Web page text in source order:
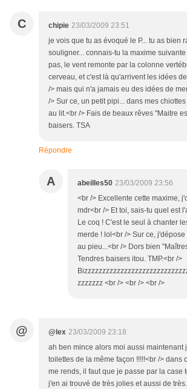
C chipie 23/03/2009 23:51
je vois que tu as évoqué le P... tu as bien
souligner... connais-tu la maxime
pas, le vent remonte par la colonne
cerveau, et c'est là qu'arrivent les idées
/> mais qui n'a jamais eu des idées de
/> Sur ce, un petit pipi... dans mes
au lit.<br /> Fais de beaux rêves "Maitre
baisers. TSA
Répondre
A abeilles50 23/03/2009 23:56
<br /> Excellente cette maxime,
mdr<br /> Et toi, sais-tu quel est
Le coq ! C'est le seul à chanter
merde ! lol<br /> Sur ce,
au pieu...<br /> Dors bien
Tendres baisers itou. TMP.<br />
zzzzzzz <br /> <br /> <br />
@ @lex 23/03/2009 23:18
ah ben mince alors moi aussi maintenant
toilettes de la même façon !!!!!<br /> dans
me rends, il faut que je passe par la case
j'en ai trouvé de très jolies et aussi de